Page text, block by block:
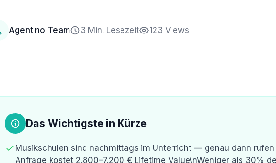
Agentino Team 3 Min. Lesezeit 123 Views
Das Wichtigste in Kürze
Musikschulen sind nachmittags im Unterricht — genau dann rufen
Anfrage kostet 2.800–7.200 € Lifetime Value\nWeniger als 30%